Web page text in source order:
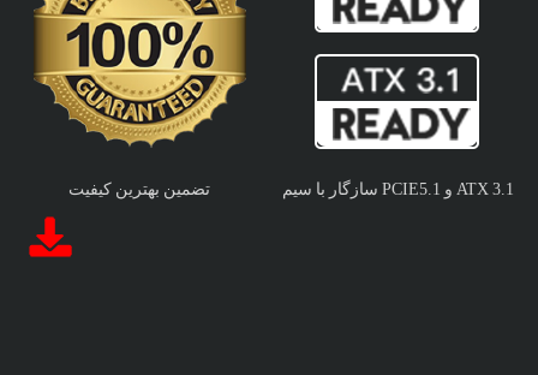
تضمین بهترین کیفیت سازگار با سیم PCIE5.1 و ATX 3.1